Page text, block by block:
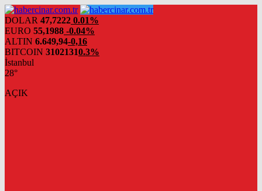
DOLAR 47,7222 0.01%
EURO 55,1988 -0.04%
ALTIN 6.649,94-0,16
BITCOIN 31021310.3%
İstanbul
28°
AÇIK